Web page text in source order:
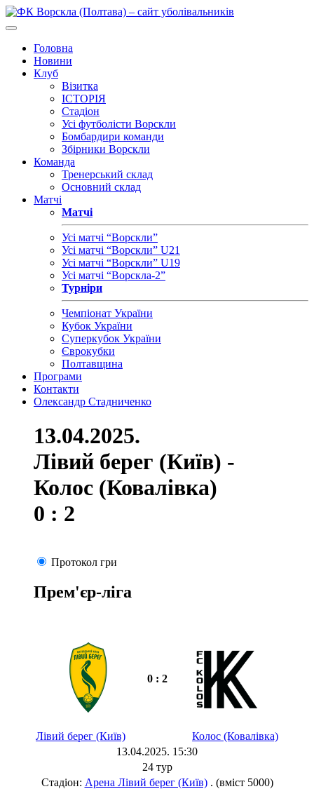
Головна
Новини
Клуб
Візитка
ІСТОРІЯ
Стадіон
Усі футболісти Ворскли
Бомбардири команди
Збірники Ворскли
Команда
Тренерський склад
Основний склад
Матчі
Матчі
Усі матчі “Ворскли”
Усі матчі “Ворскли” U21
Усі матчі “Ворскли” U19
Усі матчі “Ворскла-2”
Турніри
Чемпіонат України
Кубок України
Суперкубок України
Єврокубки
Полтавщина
Програми
Контакти
Олександр Стадниченко
13.04.2025.
Лівий берег (Київ) -
Колос (Ковалівка)
0 : 2
Протокол гри
Прем'єр-ліга
0 : 2
Лівий берег (Київ)
Колос (Ковалівка)
13.04.2025. 15:30
24 тур
Стадіон: Арена Лівий берег (Київ). (вміст 5000)